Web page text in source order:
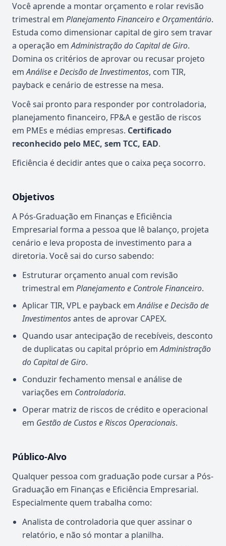
Você aprende a montar orçamento e rolar revisão
trimestral em Planejamento Financeiro e Orçamentário.
Estuda como dimensionar capital de giro sem travar
a operação emAdministração do Capital de Giro.
Domina os critérios de aprovar ou recusar projeto
emAnálise e Decisão de Investimentos, com TIR,
payback e cenário de estresse na mesa.
Você sai pronto para responder por controladoria,
planejamento financeiro, FP&A e gestão de riscos
em PMEs e médias empresas. Certificado
reconhecido pelo MEC, sem TCC, EAD.
Eficiência é decidir antes que o caixa peça socorro.
Objetivos
A Pós-Graduação em Finanças e Eficiência
Empresarial forma a pessoa que lê balanço, projeta
cenário e leva proposta de investimento para a
diretoria. Você sai do curso sabendo:
Estruturar orçamento anual com revisão
trimestral em Planejamento e Controle Financeiro.
Aplicar TIR, VPL e payback emAnálise e Decisão de
Investimentosantes de aprovar CAPEX.
Quando usar antecipação de recebíveis, desconto
de duplicatas ou capital próprio emAdministração
do Capital de Giro.
Conduzir fechamento mensal e análise de
variações em Controladoria.
Operar matriz de riscos de crédito e operacional
em Gestão de Custos e Riscos Operacionais.
Público-Alvo
Qualquer pessoa com graduação pode cursar a Pós-
Graduação em Finanças e Eficiência Empresarial.
Especialmente quem trabalha como:
Analista de controladoria que quer assinar o
relatório, e não só montar a planilha.